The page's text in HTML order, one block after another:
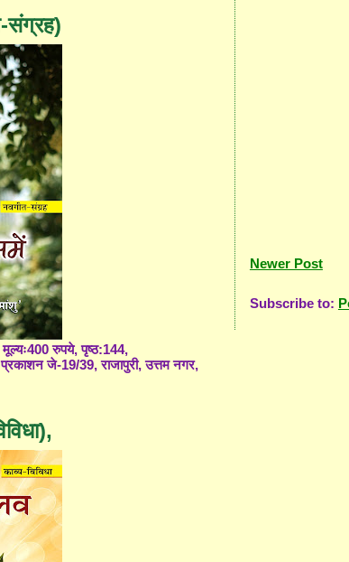
Newer Post
Subscribe to:
संग्रह)
रुपये, पृष्ठ:144,
जे-19/39, राजापुरी, उत्तम नगर,